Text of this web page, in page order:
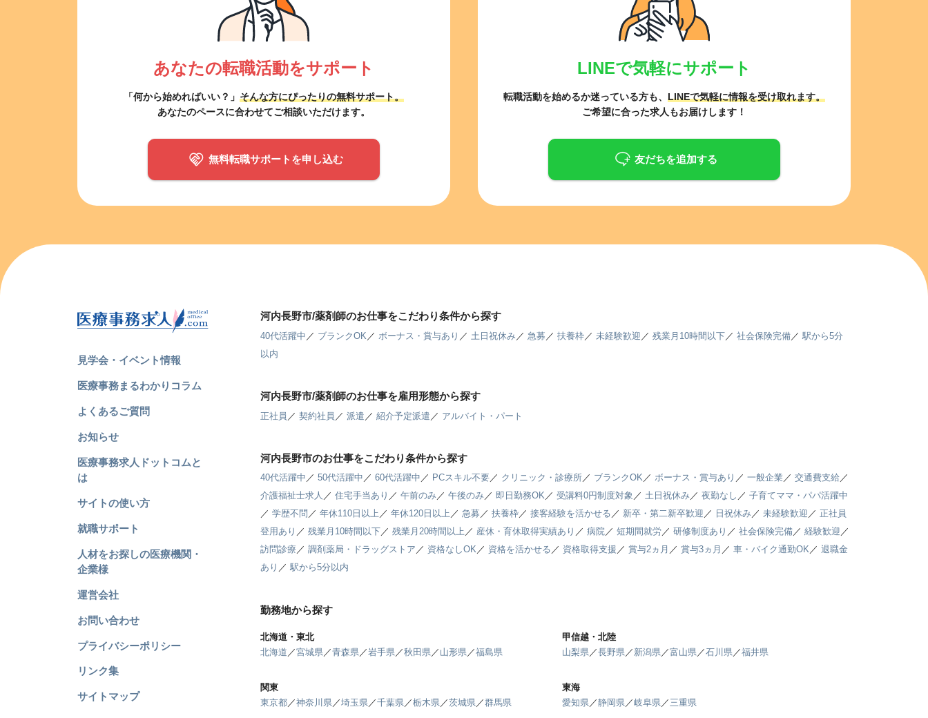
あなたの転職活動をサポート
「何から始めればいい？」 そんな方にぴったりの無料サポート。
あなたのペースに合わせてご相談いただけます。
無料転職サポートを申し込む
LINEで気軽にサポート
転職活動を始めるか迷っている方も、 LINEで気軽に情報を受け取れます。
ご希望に合った求人もお届けします！
友だちを追加する
見学会・イベント情報
医療事務まるわかりコラム
よくあるご質問
お知らせ
医療事務求人ドットコムと
は
サイトの使い方
就職サポート
人材をお探しの医療機関・
企業様
運営会社
お問い合わせ
プライバシーポリシー
リンク集
サイトマップ
河内長野市/薬剤師のお仕事をこだわり条件から探す
40代活躍中 ／ ブランクOK ／ ボーナス・賞与あり ／ 土日祝休み ／ 急募 ／扶養枠 ／ 未経験歓迎 ／残業月10時間以下 ／社会保険完備 ／駅から5分
以内
河内長野市/薬剤師のお仕事を雇用形態から探す
正社員 ／契約社員 ／派遣 ／紹介予定派遣 ／ アルバイト・パート
河内長野市のお仕事をこだわり条件から探す
40代活躍中 ／50代活躍中 ／60代活躍中 ／ PCスキル不要／ クリニック・診療所／ ブランクOK／ボーナス・賞与あり ／一般企業 ／交通費支給／
介護福祉士求人 ／住宅手当あり ／午前のみ／午後のみ／ 即日勤務OK／受講料0円制度対象 ／土日祝休み／夜勤なし ／子育てママ・パパ活躍中
／学歴不問 ／年休110日以上 ／年休120日以上 ／急募 ／扶養枠／接客経験を活かせる ／ 新卒・第二新卒歓迎 ／ 日祝休み／未経験歓迎 ／正社員
登用あり ／残業月10時間以下／残業月20時間以上 ／ 産休・育休取得実績あり ／病院／短期間就労／研修制度あり ／社会保険完備／経験歓迎 ／
訪問診療 ／調剤薬局・ドラッグストア ／ 資格なしOK／ 資格を活かせる ／ 資格取得支援 ／賞与2ヵ月 ／賞与3ヵ月 ／車・バイク通勤OK／退職金
あり ／駅から5分以内
勤務地から探す
北海道・東北
北海道 ／宮城県／青森県／岩手県／秋田県／ 山形県／福島県
甲信越・北陸
山梨県／長野県／ 新潟県／富山県／石川県／福井県
関東
東京都／神奈川県／埼玉県／千葉県／栃木県／茨城県／群馬県
東海
愛知県／静岡県／岐阜県／三重県